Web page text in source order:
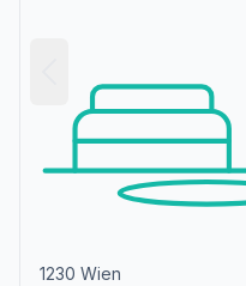
1230 Wien